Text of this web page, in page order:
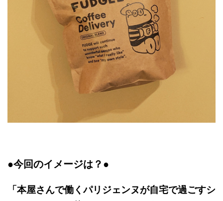
●今回のイメージは？●
「本屋さんで働くパリジェンヌが自宅で過ごすシ